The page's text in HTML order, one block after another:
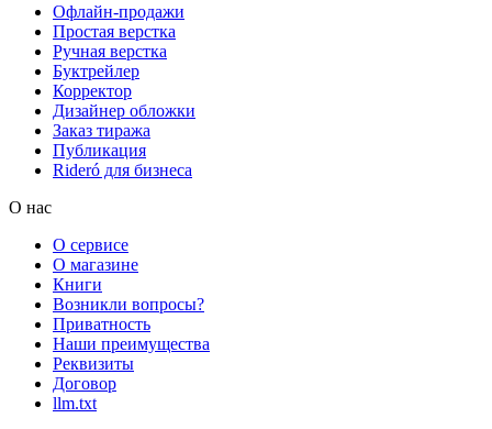
Офлайн-продажи
Простая верстка
Ручная верстка
Буктрейлер
Корректор
Дизайнер обложки
Заказ тиража
Публикация
Rideró для бизнеса
О нас
О сервисе
О магазине
Книги
Возникли вопросы?
Приватность
Наши преимущества
Реквизиты
Договор
llm.txt